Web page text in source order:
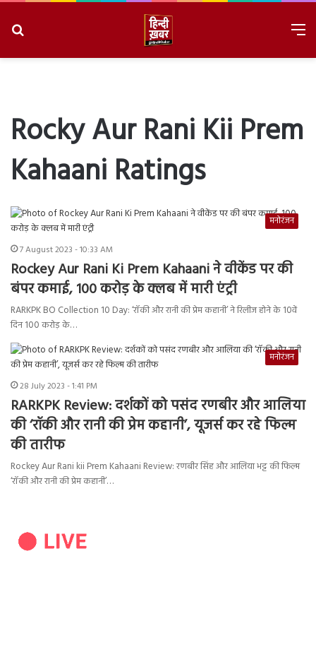
Rocky Aur Rani Kii Prem
Kahaani Ratings
मनोरंजन
7 August 2023 - 10:33 AM
Rockey Aur Rani Ki Prem Kahaani ने वीकेंड पर की
बंपर कमाई, 100 करोड़ के क्लब में मारी एंट्री
RARKPK BO Collection 10 Day: ‘रॉकी और रानी की प्रेम कहानी’ ने रिलीज होने के 10वें
दिन 100 करोड़ के…
मनोरंजन
28 July 2023 - 1:41 PM
RARKPK Review: दर्शकों को पसंद रणबीर और आलिया
की ‘रॉकी और रानी की प्रेम कहानी’, यूजर्स कर रहे फिल्म
की तारीफ
Rockey Aur Rani kii Prem Kahaani Review: रणबीर सिंह और आलिया भट्ट की फिल्म
‘रॉकी और रानी की प्रेम कहानी’…